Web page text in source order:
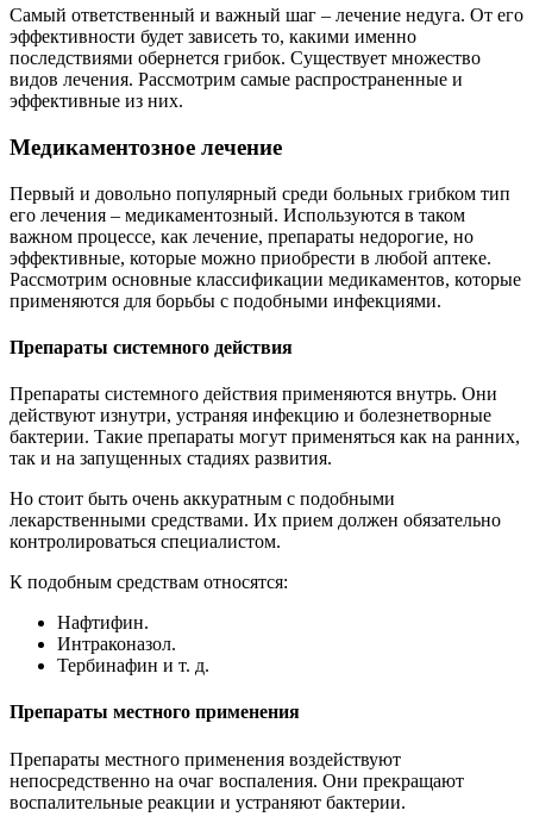
Самый ответственный и важный шаг – лечение недуга. От его
эффективности будет зависеть то, какими именно
последствиями обернется грибок. Существует множество
видов лечения. Рассмотрим самые распространенные и
эффективные из них.
Медикаментозное лечение
Первый и довольно популярный среди больных грибком тип
его лечения – медикаментозный. Используются в таком
важном процессе, как лечение, препараты недорогие, но
эффективные, которые можно приобрести в любой аптеке.
Рассмотрим основные классификации медикаментов, которые
применяются для борьбы с подобными инфекциями.
Препараты системного действия
Препараты системного действия применяются внутрь. Они
действуют изнутри, устраняя инфекцию и болезнетворные
бактерии. Такие препараты могут применяться как на ранних,
так и на запущенных стадиях развития.
Но стоит быть очень аккуратным с подобными
лекарственными средствами. Их прием должен обязательно
контролироваться специалистом.
К подобным средствам относятся:
Нафтифин.
Интраконазол.
Тербинафин и т. д.
Препараты местного применения
Препараты местного применения воздействуют
непосредственно на очаг воспаления. Они прекращают
воспалительные реакции и устраняют бактерии.